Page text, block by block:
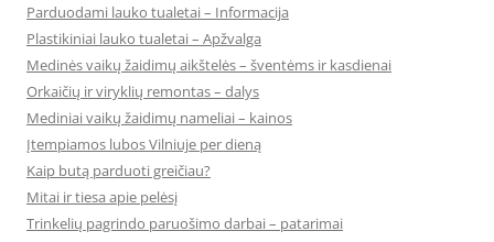
Parduodami lauko tualetai – Informacija
Plastikiniai lauko tualetai – Apžvalga
Medinės vaikų žaidimų aikštelės – šventėms ir kasdienai
Orkaičių ir viryklių remontas – dalys
Mediniai vaikų žaidimų nameliai – kainos
Įtempiamos lubos Vilniuje per dieną
Kaip butą parduoti greičiau?
Mitai ir tiesa apie pelėsį
Trinkelių pagrindo paruošimo darbai – patarimai